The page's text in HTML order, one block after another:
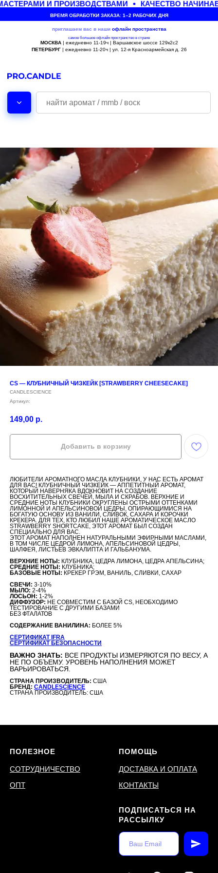
И ПРОИЗВОДСТВАМИ КАЧЕСТВО
ВРЕМЯ ОБРАБОТКИ ЗАКАЗА: 1–2 РАБОЧИХ ДНЯ
приглашаем вас в наши офлайн пространства
самое большое офлайн пространство в стране
МОСКВА| ежедневно 11-19ч | Варшавское шоссе 129к2с2
ПЕТЕРБУРГ| ежедневно 11-20ч | ул. 12-я Красноармейская д. 26
CS — КЛУБНИЧНЫЙ ЧИЗКЕЙК [STRAWBERRY CHEESECAKE]
CANDLESCIENCE
Артикул:
149,00 р.
Добавить в корзину
ЛЮБИТЕЛИ АРОМАТНОГО МАСЛА КЛУБНИКИ, У НАС ЕСТЬ АРОМАТ
ДЛЯ ВАС! КЛУБНИЧНЫЙ ЧИЗКЕЙК — АППЕТИТНЫЙ АРОМАТ,
КОТОРЫЙ НАВЕРНЯКА ВДОХНОВИТ НА СОЗДАНИЕ
ВОСХИТИТЕЛЬНЫХ СВЕЧЕЙ, МЫЛА И СКРАБОВ. ВЕРХНИЕ И
СРЕДНИЕ НОТЫ КЛУБНИКИ ОКРУГЛЕНЫ ОСТРЫМИ ОТТЕНКАМИ
ЛИМОННОЙ И АПЕЛЬСИНОВОЙ ЦЕДРЫ, ОПИРАЮЩИМИСЯ НА
БОГАТУЮ ОСНОВУ ИЗ ВАНИЛИ, СЛИВОК, САХАРА И КОРОЧКИ
КРЕКЕРА. ДЛЯ ТЕХ, КТО ЛЮБИЛ НАШЕ АРОМАТИЧЕСКОЕ МАСЛО
STRAWBERRY SHORTCAKE, ЭТОТ АРОМАТ БЫЛ СОЗДАН
СПЕЦИАЛЬНО ДЛЯ ВАС.
ЭТОТ АРОМАТ НАПОЛНЕН НАТУРАЛЬНЫМИ ЭФИРНЫМИ МАСЛАМИ,
В ТОМ ЧИСЛЕ ЦЕДРОЙ ЛИМОНА, АПЕЛЬСИНОВОЙ ЦЕДРЫ,
ШАЛФЕЯ, ЛИСТЬЕВ ЭВКАЛИПТА И ГАЛЬБАНУМА.
ВЕРХНИЕ НОТЫ: КЛУБНИКА, ЦЕДРА ЛИМОНА, ЦЕДРА АПЕЛЬСИНА;
СРЕДНИЕ НОТЫ: КЛУБНИКА;
БАЗОВЫЕ НОТЫ: КРЕКЕР ГРЭМ, ВАНИЛЬ, СЛИВКИ, САХАР
СВЕЧИ: 3-10%
МЫЛО: 2-4%
ЛОСЬОН: 1-2%
ДИФФУЗОР: НЕ СОВМЕСТИМ С БАЗОЙ CS, НЕОБХОДИМО
ТЕСТИРОВАНИЕ С ДРУГИМИ БАЗАМИ
БЕЗ ФТАЛАТОВ
СОДЕРЖАНИЕ ВАНИЛИНА: БОЛЕЕ 5%
СЕРТИФИКАТ IFRA
СЕРТИФИКАТ БЕЗОПАСНОСТИ
ВАЖНО ЗНАТЬ: ВСЕ ПРОДУКТЫ ИЗМЕРЯЮТСЯ ПО ВЕСУ, А
НЕ ПО ОБЪЕМУ. УРОВЕНЬ НАПОЛНЕНИЯ МОЖЕТ
ВАРЬИРОВАТЬСЯ.
СТРАНА ПРОИЗВОДИТЕЛЬ: США
БРЕНД: CANDLESCIENCE
СТРАНА ПРОИЗВОДИТЕЛЬ: США
ПОЛЕЗНОЕ
СОТРУДНИЧЕСТВО
ОПТ
ПОМОЩЬ
ДОСТАВКА И ОПЛАТА
КОНТАКТЫ
ПОДПИСАТЬСЯ НА
РАССЫЛКУ